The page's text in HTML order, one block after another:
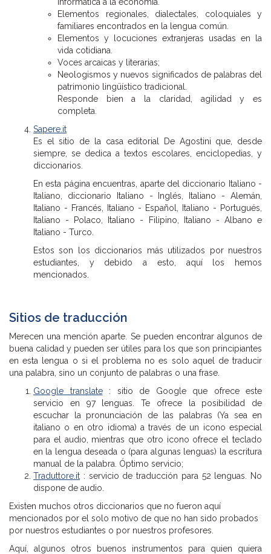
Elementos regionales, dialectales, coloquiales y
familiares encontrados en la lengua común.
Elementos y locuciones extranjeras usadas en la
vida cotidiana.
Voces arcaicas y literarias;
Neologismos y nuevos significados de palabras del
patrimonio lingüístico tradicional.
Responde bien a la claridad, agilidad y es
completa.
Sapere.it
Es el sitio de la casa editorial De Agostini que, desde
siempre, se dedica a textos escolares, enciclopedias, y
diccionarios.
En esta página encuentras, aparte del diccionario Italiano -
Italiano, diccionario Italiano - Inglés, Italiano - Alemán,
Italiano - Francés, Italiano - Español, Italiano - Portugués,
Italiano - Polaco, Italiano - Filipino, Italiano - Albano e
Italiano - Turco.
Estos son los diccionarios más utilizados por nuestros
estudiantes, y debido a esto, aquí los hemos
mencionados.
Sitios de traducción
Merecen una mención aparte. Se pueden encontrar algunos de
buena calidad y pueden ser útiles para los que son principiantes
en esta lengua o si el problema no es solo aquel de traducir
una palabra, sino un conjunto de palabras o una frase.
Google translate: sitio de Google que ofrece este
servicio en 97 lenguas. Te ofrece la posibilidad de
escuchar la pronunciación de las palabras (Ya sea en
italiano o en otro idioma) a través de un icono especial
para el audio, mientras que otro icono ofrece el teclado
en la lengua deseada o (para algunas lenguas) la escritura
manual de la palabra. Óptimo servicio;
Traduttore.it : servicio de traducción para 52 lenguas. No
dispone de audio.
Existen muchos otros diccionarios que no fueron aquí
mencionados por el solo motivo de que no han sido probados
por nuestros estudiantes o por nuestros profesores.
Aquí, algunos otros buenos instrumentos para quien quiera